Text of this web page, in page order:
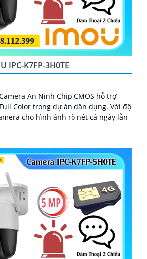
IPC-K7FP-3H0TE
Camera An Ninh Chip CMOS hỗ trợ
Color trong dự án dân dụng. Với độ
cho hình ảnh rõ nét cả ngày lẫn